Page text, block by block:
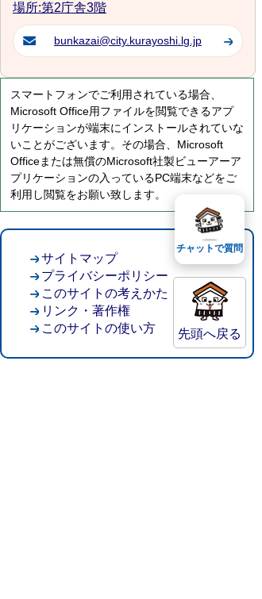
場所:第2庁舎3階
bunkazai@city.kurayoshi.lg.jp
スマートフォンでご利用されている場合、
Microsoft Office用ファイルを閲覧できるアプ
リケーションが端末にインストールされていな
いことがございます。その場合、Microsoft
Officeまたは無償のMicrosoft社製ビューアーア
プリケーションの入っているPC端末などをご
利用し閲覧をお願い致します。
先頭へ戻る
サイトマップ
プライバシーポリシー
このサイトの考えかた
リンク・著作権
このサイトの使い方
チャットで質問